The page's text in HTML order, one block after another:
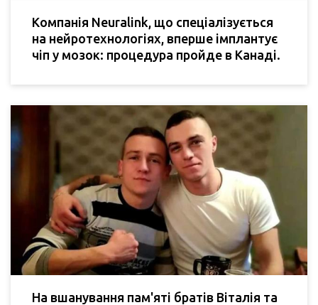
Компанія Neuralink, що спеціалізується
на нейротехнологіях, вперше імплантує
чіп у мозок: процедура пройде в Канаді.
На вшанування пам'яті братів Віталія та